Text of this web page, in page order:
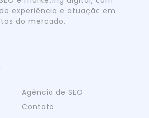
experiência e atuação em
do mercado.
Agência de SEO
Contato